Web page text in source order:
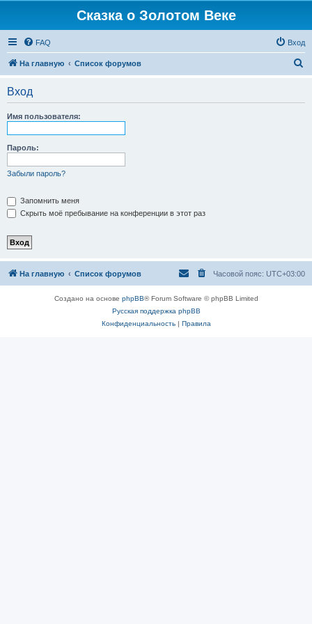
Сказка о Золотом Веке
FAQ Вход
На главную Список форумов
Вход
Имя пользователя:
Пароль:
Забыли пароль?
Запомнить меня
Скрыть моё пребывание на конференции в этот раз
На главную Список форумов Часовой пояс: UTC+03:00
Создано на основе phpBB® Forum Software © phpBB Limited
Русская поддержка phpBB
Конфиденциальность| Правила